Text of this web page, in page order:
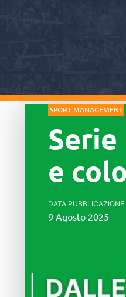
SPORT MANAGEMENT
Serie
e
DATA PUBBLICAZIONE
9 Agosto 2025